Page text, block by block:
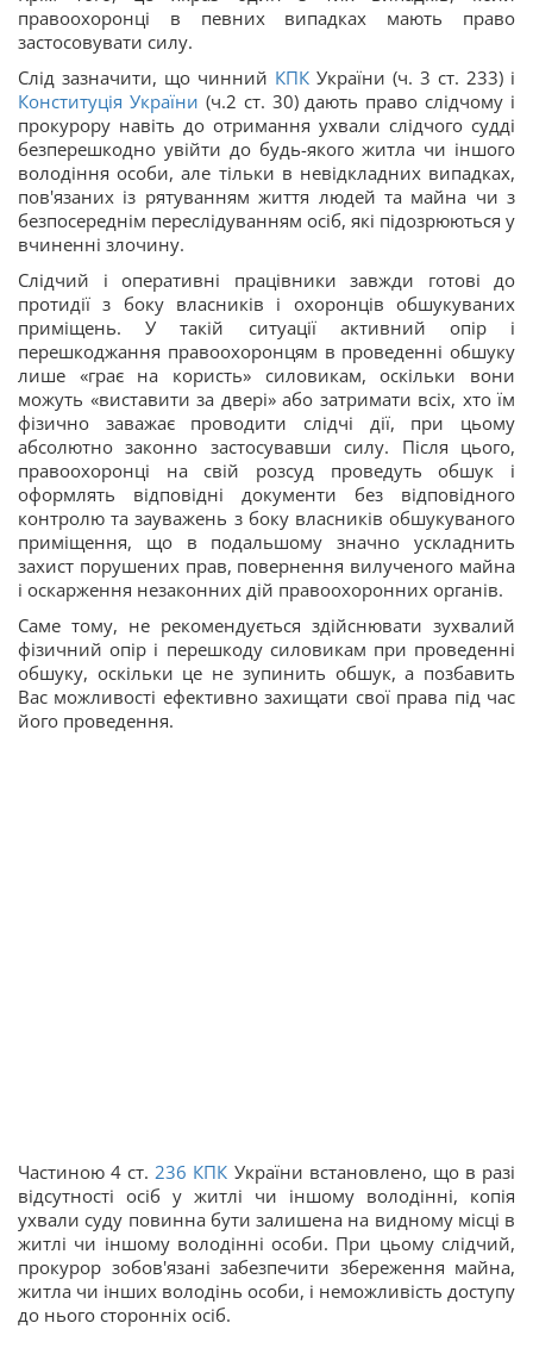
правоохоронці в певних випадках мають право
застосовувати силу.
Слід зазначити, що чинний КПК України (ч. 3 ст. 233) і
Конституція України (ч.2 ст. 30) дають право слідчому і
прокурору навіть до отримання ухвали слідчого судді
безперешкодно увійти до будь-якого житла чи іншого
володіння особи, але тільки в невідкладних випадках,
пов'язаних із рятуванням життя людей та майна чи з
безпосереднім переслідуванням осіб, які підозрюються у
вчиненні злочину.
Слідчий і оперативні працівники завжди готові до
протидії з боку власників і охоронців обшукуваних
приміщень. У такій ситуації активний опір і
перешкоджання правоохоронцям в проведенні обшуку
лише «грає на користь» силовикам, оскільки вони
можуть «виставити за двері» або затримати всіх, хто їм
фізично заважає проводити слідчі дії, при цьому
абсолютно законно застосувавши силу. Після цього,
правоохоронці на свій розсуд проведуть обшук і
оформлять відповідні документи без відповідного
контролю та зауважень з боку власників обшукуваного
приміщення, що в подальшому значно ускладнить
захист порушених прав, повернення вилученого майна
і оскарження незаконних дій правоохоронних органів.
Саме тому, не рекомендується здійснювати зухвалий
фізичний опір і перешкоду силовикам при проведенні
обшуку, оскільки це не зупинить обшук, а позбавить
Вас можливості ефективно захищати свої права під час
його проведення.
Частиною 4 ст. 236 КПК України встановлено, що в разі
відсутності осіб у житлі чи іншому володінні, копія
ухвали суду повинна бути залишена на видному місці в
житлі чи іншому володінні особи. При цьому слідчий,
прокурор зобов'язані забезпечити збереження майна,
житла чи інших володінь особи, і неможливість доступу
до нього сторонніх осіб.